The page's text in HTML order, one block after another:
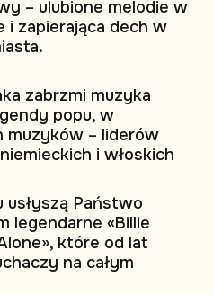
– ulubione melodie w
i zapierająca dech w
zabrzmi muzyka
popu, w
– liderów
i włoskich
Państwo
legendarne «Billie
które od lat
na całym